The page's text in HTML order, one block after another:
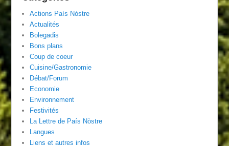
Actions País Nòstre
Actualités
Bolegadis
Bons plans
Coup de coeur
Cuisine/Gastronomie
Débat/Forum
Economie
Environnement
Festivités
La Lettre de País Nòstre
Langues
Liens et autres infos